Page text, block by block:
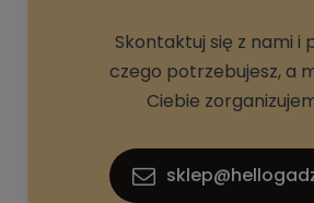
Skontaktuj się z nami i
czego potrzebujesz, a
Ciebie